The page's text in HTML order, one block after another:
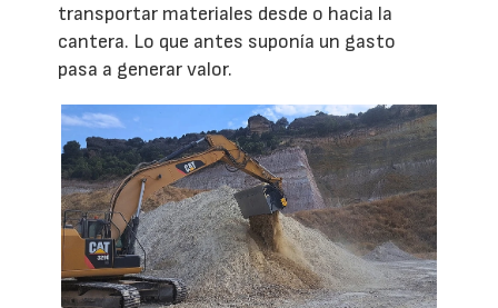
transportar materiales desde o hacia la
cantera. Lo que antes suponía un gasto
pasa a generar valor.